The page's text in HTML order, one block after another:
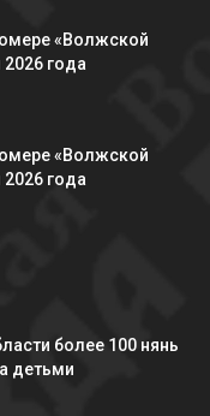
«Волжской
года
«Волжской
года
более 100 нянь
детьми